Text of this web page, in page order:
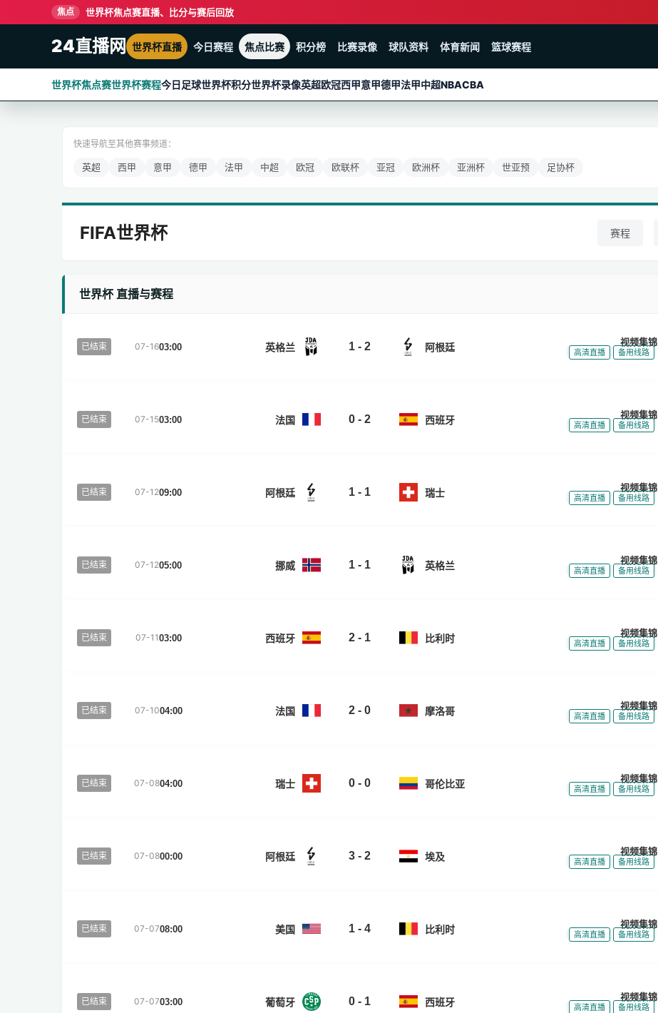
焦点 世界杯焦点赛直播、比分与赛后回放
24直播网 世界杯直播 今日赛程 焦点比赛 积分榜 比赛录像 球队资料 体育新闻 篮球赛程
世界杯焦点赛世界杯赛程今日足球世界杯积分世界杯录像英超欧冠西甲意甲德甲法甲中超NBACBA
快速导航至其他赛事频道：
英超 西甲 意甲 德甲 法甲 中超 欧冠 欧联杯 亚冠 欧洲杯 亚洲杯 世亚预 足协杯
FIFA世界杯 赛程
世界杯 直播与赛程
已结束 07-1603:00 英格兰 1 - 2 阿根廷 视频集锦
高清直播 备用线路
已结束 07-1503:00 法国 0 - 2 西班牙 视频集锦
高清直播 备用线路
已结束 07-1209:00 阿根廷 1 - 1 瑞士 视频集锦
高清直播 备用线路
已结束 07-1205:00 挪威 1 - 1 英格兰 视频集锦
高清直播 备用线路
已结束 07-1103:00 西班牙 2 - 1 比利时 视频集锦
高清直播 备用线路
已结束 07-1004:00 法国 2 - 0 摩洛哥 视频集锦
高清直播 备用线路
已结束 07-0804:00 瑞士 0 - 0 哥伦比亚 视频集锦
高清直播 备用线路
已结束 07-0800:00 阿根廷 3 - 2 埃及 视频集锦
高清直播 备用线路
已结束 07-0708:00 美国 1 - 4 比利时 视频集锦
高清直播 备用线路
已结束 07-0703:00 葡萄牙 0 - 1 西班牙 视频集锦
高清直播 备用线路